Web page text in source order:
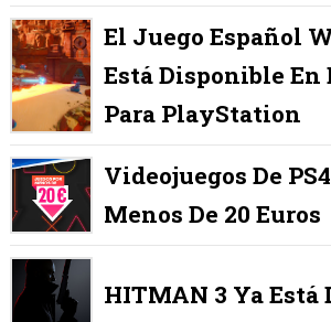
El Juego Español
Está Disponible
Para PlayStation
Videojuegos De
Menos De 20 Euros
HITMAN 3 Ya Está